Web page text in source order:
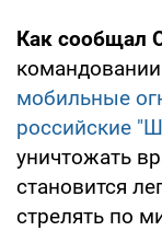
Как сообщал
мобильные
российские
уничтожать
становится
стрелять по